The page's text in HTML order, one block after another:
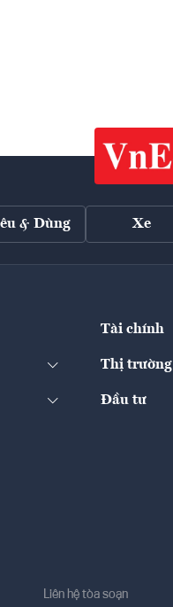
& Dùng Xe
Tài chính
Thị trường
Đầu tư
Liên hệ tòa soạn